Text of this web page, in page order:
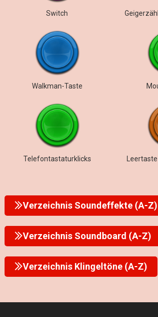
Switch
Walkman-Taste
Telefontastaturklicks
Verzeichnis Soundeffekte (A-Z)
Verzeichnis Soundboard (A-Z)
Verzeichnis Klingeltöne (A-Z)